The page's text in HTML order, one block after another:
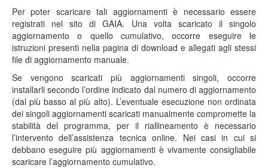
Per poter scaricare tali aggiornamenti è necessario essere
registrati nel sito di GAIA. Una volta scaricato il singolo
aggiornamento o quello cumulativo, occorre eseguire le
istruzioni presenti nella pagina di download e allegati agli stessi
file di aggiornamento manuale.
Se vengono scaricati più aggiornamenti singoli, occorre
installarli secondo l’ordine indicato dal numero di aggiornamento
(dal più basso al più alto). L’eventuale esecuzione non ordinata
dei singoli aggiornamenti scaricati manualmente compromette la
stabilità del programma, per il riallineamento è necessario
l’intervento dell’assistenza tecnica online. Nei casi in cui si
debbano eseguire più aggiornamenti è vivamente consigliabile
scaricare l’aggiornamento cumulativo.